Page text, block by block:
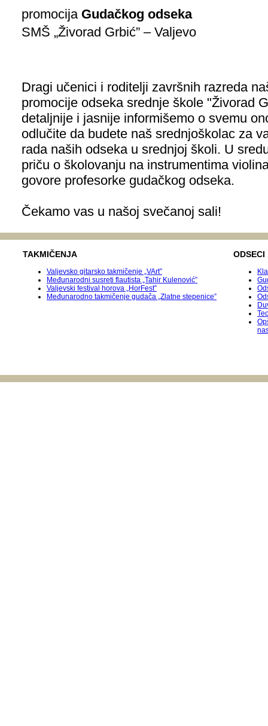
promocija Gudačkog odseka
SMŠ „Živorad Grbić” – Valjevo
Dragi učenici i roditelji završnih razreda
promocije odseka srednje škole "Živorad
detaljnije i jasnije informišemo o svemu
odlučite da budete naš srednjoškolac za
rada naših odseka u srednjoj školi. U
priču o školovanju na instrumentima
govore profesorke gudačkog odseka.
Čekamo vas u našoj svečanoj sali!
TAKMIČENJA
Valjevsko gitarsko takmičenje „VArt”
Međunarodni susreti flautista „Tahir Kulenović”
Valjevski festival horova „HorFest”
Međunarodnо takmičenje gudača „Zlatne stepenice”
ODSECI